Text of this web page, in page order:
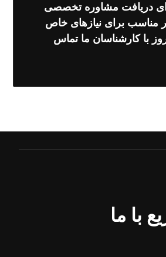
دریافت مشاوره تخصصی
مناسب برای نیازهای خاص
با کارشناسان ما تماس
با ما